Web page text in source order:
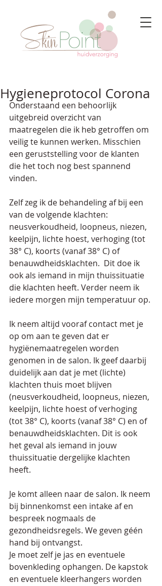
Hygieneprotocol Corona
Onderstaand een behoorlijk
uitgebreid overzicht van
maatregelen die ik heb getroffen om
veilig te kunnen werken. Misschien
een geruststelling voor de klanten
die het toch nog best spannend
vinden.
Zelf zeg ik de behandeling af bij een
van de volgende klachten:
neusverkoudheid, loopneus, niezen,
keelpijn, lichte hoest, verhoging (tot
38° C), koorts (vanaf 38° C) of
benauwdheidsklachten.  Dit doe ik
ook als iemand in mijn thuissituatie
die klachten heeft. Verder neem ik
iedere morgen mijn temperatuur op.
Ik neem altijd vooraf contact met je
op om aan te geven dat er
hygiënemaatregelen worden
genomen in de salon. Ik geef daarbij
duidelijk aan dat je met (lichte)
klachten thuis moet blijven
(neusverkoudheid, loopneus, niezen,
keelpijn, lichte hoest of verhoging
(tot 38° C), koorts (vanaf 38° C) en of
benauwdheidsklachten. Dit is ook
het geval als iemand in jouw
thuissituatie dergelijke klachten
heeft.
Je komt alleen naar de salon. Ik neem
bij binnenkomst een intake af en
bespreek nogmaals de
gezondheidsregels. We geven géén
hand bij ontvangst.
Je moet zelf je jas en eventuele
bovenkleding ophangen. De kapstok
en eventuele kleerhangers worden